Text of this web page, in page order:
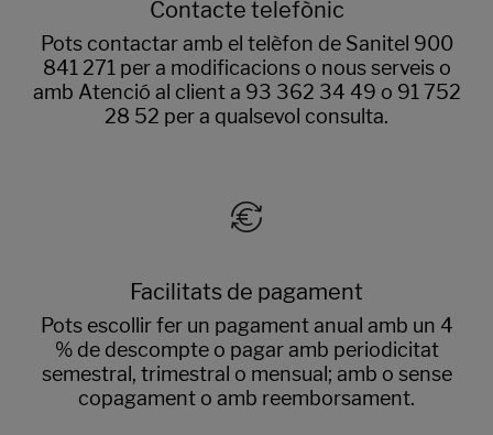
Contacte telefònic
Pots contactar amb el telèfon de Sanitel 900
841 271 per a modificacions o nous serveis o
amb Atenció al client a 93 362 34 49 o 91 752
28 52 per a qualsevol consulta.
Facilitats de pagament
Pots escollir fer un pagament anual amb un 4
% de descompte o pagar amb periodicitat
semestral, trimestral o mensual; amb o sense
copagament o amb reemborsament.